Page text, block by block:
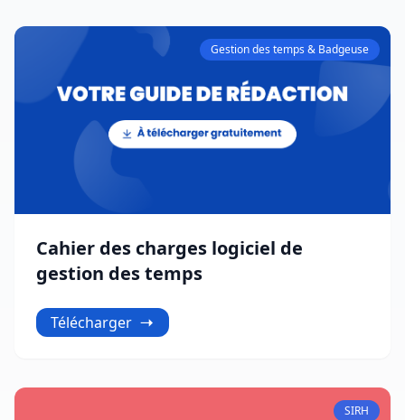
Gestion des temps & Badgeuse
Cahier des charges logiciel de
gestion des temps
Télécharger
SIRH